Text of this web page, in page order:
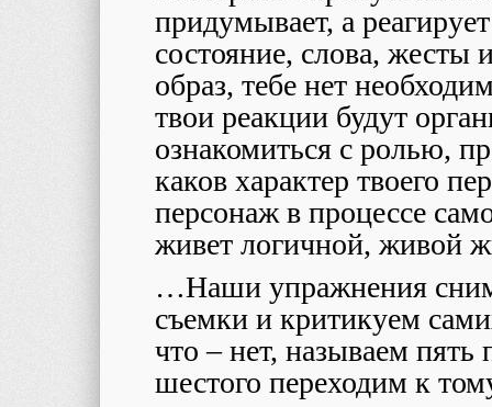
придумывает, а
состояние, слова, жесты
образ, тебе нет
твои реакции будут
ознакомиться с ролью,
каков характер твоего
персонаж в процессе
живет логичной, живой
…Наши упражнения
съемки и критикуем
что – нет, называем
шестого переходим к